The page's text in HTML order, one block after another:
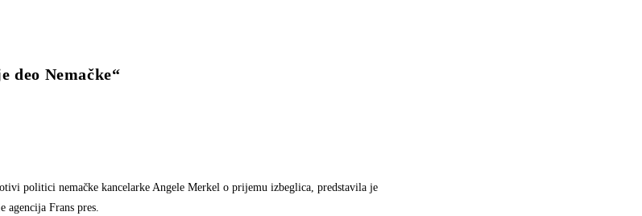
deo Nemačke“
politici nemačke kancelarke Angele Merkel o prijemu izbeglica, predstavila je
agencija Frans pres.